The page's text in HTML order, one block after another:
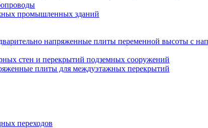
промышленных зданий
напряженные плиты переменной высоты с
стен и перекрытий подземных сооружений
плиты для междуэтажных перекрытий
переходов